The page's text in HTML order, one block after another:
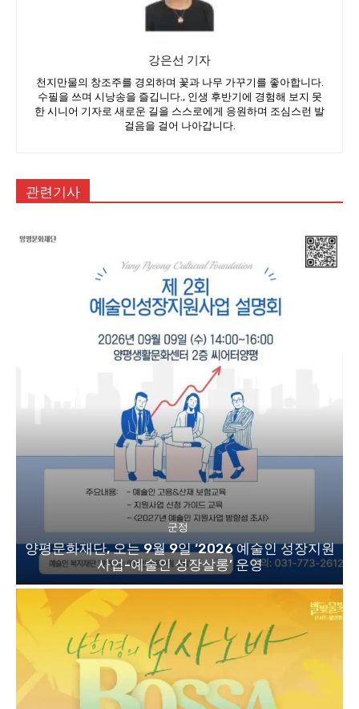
강은선 기자
천지만물의 창조주를 경외하며 꽃과 나무 가꾸기를 좋아합니다.
수필을 쓰며 시낭송을 즐깁니다., 인생 후반기에 경험해 보지 못
한 시니어 기자로 새로운 길을 스스로에게 응원하며 조심스런 발
걸음을 걸어 나아갑니다.
관련기사
군정
양평문화재단, 오는 9월 9일 ‘2026 예술인 성장지원
사업-예술인 성장살롱’ 운영